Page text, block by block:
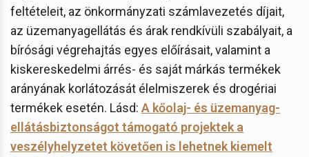
feltételeit, az önkormányzati számlavezetés díjait,
az üzemanyagellátás és árak rendkívüli szabályait, a
bírósági végrehajtás egyes előírásait, valamint a
kiskereskedelmi árrés- és saját márkás termékek
arányának korlátozását élelmiszerek és drogériai
termékek esetén. Lásd: A kőolaj- és üzemanyag-
ellátásbiztonságot támogató projektek a
veszélyhelyzetet követően is lehetnek kiemelt